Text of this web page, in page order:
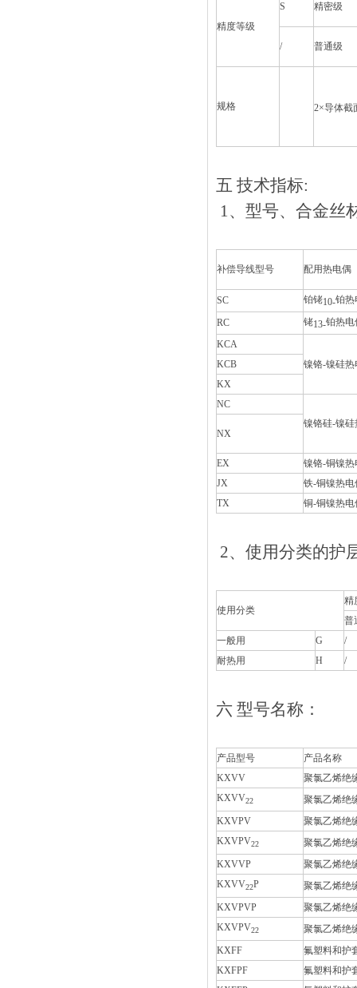
精度等级
S 精密级
/ 普通级
规格 2×导体截
五 技术指标:
1、型号、合
补偿导线型号 配用热电偶
SC 铂铑10-铂热
RC 铑13-铂热电
KCA
镍铬-镍硅热
KCB
KX
NC
镍铬硅-镍硅
NX
EX 镍铬-铜镍热
JX
铁-铜镍热电
TX
铜-铜镍热电
2、 使用分类的护
使用分类
精
普
一般用
G
/
耐热用
H /
六 型号名称：
产品型号
产品名称
KXVV
聚氯乙烯绝
KXVV22
聚氯乙烯绝
KXVPV
聚氯乙烯绝
KXVPV22
聚氯乙烯绝
KXVVP
聚氯乙烯绝
KXVV22P
聚氯乙烯绝
KXVPVP
聚氯乙烯绝
KXVPV22
聚氯乙烯绝
KXFF
氟塑料和护
KXFPF
氟塑料和护